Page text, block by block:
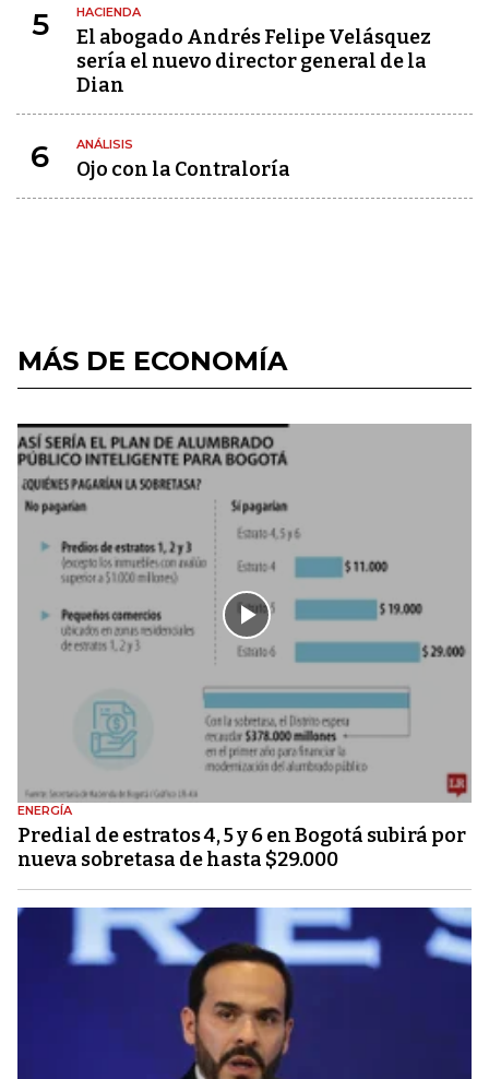
5 HACIENDA
El abogado Andrés Felipe Velásquez
sería el nuevo director general de la
Dian
6 ANÁLISIS
Ojo con la Contraloría
MÁS DE ECONOMÍA
ENERGÍA
Predial de estratos 4, 5 y 6 en Bogotá subirá por
nueva sobretasa de hasta $29.000